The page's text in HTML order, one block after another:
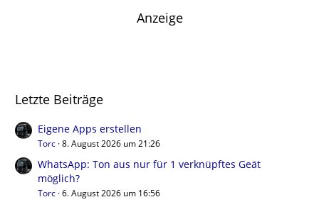
Anzeige
Letzte Beiträge
Eigene Apps erstellen
Torc 8. August 2026 um 21:26
WhatsApp: Ton aus nur für 1 verknüpftes Geät
möglich?
Torc 6. August 2026 um 16:56